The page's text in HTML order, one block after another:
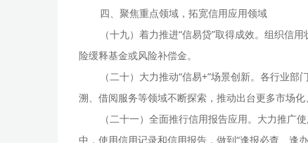
四、聚焦重点领域，拓宽信用应用领域
（十九）着力推进“信易贷”取得成效。组织信
险缓释基金或风险补偿金。
（二十）大力推动“信易+”场景创新。各行业
溯、借阅服务等领域不断探索，推动出台更多市场
（二十一）全面推行信用报告应用。大力推
中，使用信用记录和信用报告，做到“逢报必查、逢办